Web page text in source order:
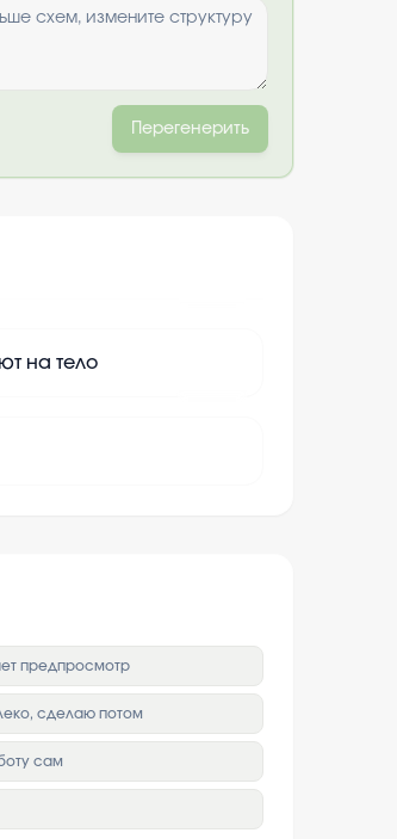
Перегенерить
на тело
предпросмотр
сделаю потом
сам